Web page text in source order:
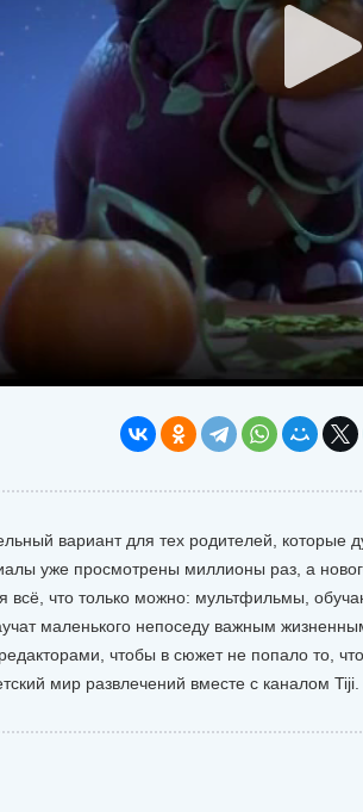
вариант для тех родителей, которые
уже просмотрены миллионы раз, а
всё, что только можно: мультфильмы,
маленького непоседу важным
чтобы в сюжет не попало то,
мир развлечений вместе с каналом Tiji.